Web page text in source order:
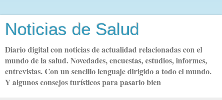
Noticias de Salud
Diario digital con noticias de actualidad relacionadas con el
mundo de la salud. Novedades, encuestas, estudios, informes,
entrevistas. Con un sencillo lenguaje dirigido a todo el mundo.
Y algunos consejos turísticos para pasarlo bien